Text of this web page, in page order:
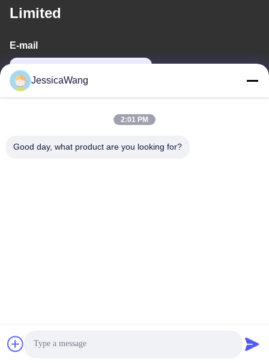
Limited
E-mail
Copyright © -2026 Shenzhen Keysun Technology Limited . Alle
JessicaWang
2:01 PM
Good day, what product are you looking for?